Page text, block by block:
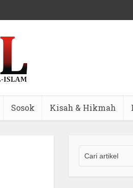
Sosok Kisah & Hikmah